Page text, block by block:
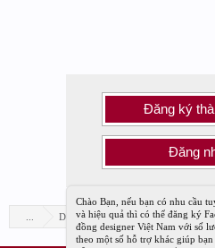
Chào Bạn, nếu bạn có nhu cầu
và hiệu quả thì có thể đăng ký
đồng designer Việt Nam với số
theo một số hỗ trợ khác giúp
Đăng ký
Đăng
Diễn đàn Diễn đàn Designer